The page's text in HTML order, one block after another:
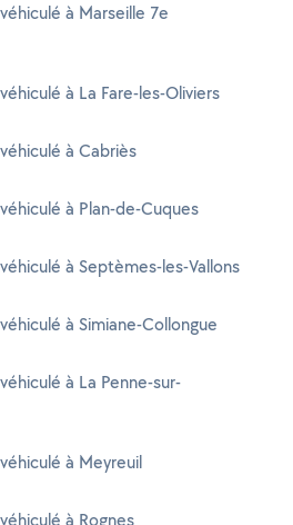
à Marseille 7e
à La Fare-les-Oliviers
à Cabriès
à Plan-de-Cuques
à Septèmes-les-Vallons
à Simiane-Collongue
à La Penne-sur-
à Meyreuil
à Rognes